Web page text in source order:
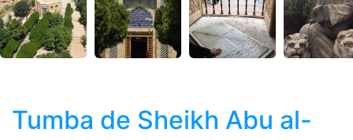
Tumba de Sheikh Abu al-